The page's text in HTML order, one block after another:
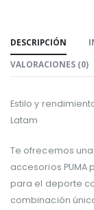
DESCRIPCIÓN
VALORACIONES (0)
Estilo y
Latam
Te ofrecemos
accesorios
para el deporte
combinación